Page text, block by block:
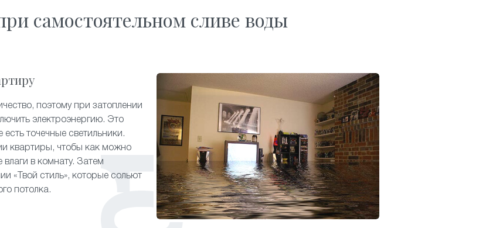
самостоятельном сливе воды
поэтому при затоплении
электроэнергию. Это
точечные светильники.
квартиры, чтобы как можно
влаги в комнату. Затем
«Твой стиль», которые сольют
потолка.